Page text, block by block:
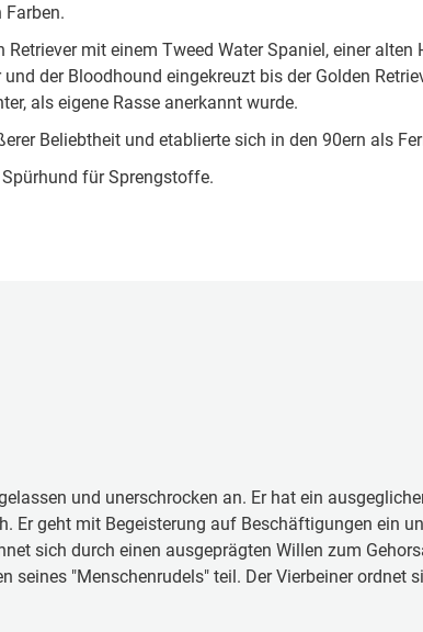
Farben.
mit einem Tweed Water Spaniel, einer alten
der Bloodhound eingekreuzt bis der Golden
als eigene Rasse anerkannt wurde.
Beliebtheit und etablierte sich in den 90ern als
für Sprengstoffe.
und unerschrocken an. Er hat ein
Er geht mit Begeisterung auf Beschäftigungen ein
sich durch einen ausgeprägten Willen zum
"Menschenrudels" teil. Der Vierbeiner ordnet